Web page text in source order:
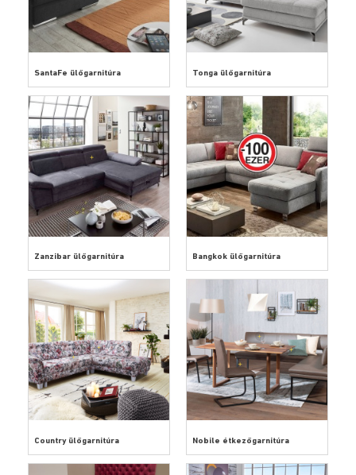
SantaFe ülőgarnitúra Tonga ülőgarnitúra
Zanzibar ülőgarnitúra Bangkok ülőgarnitúra
Country ülőgarnitúra Nobile étkezőgarnitúra